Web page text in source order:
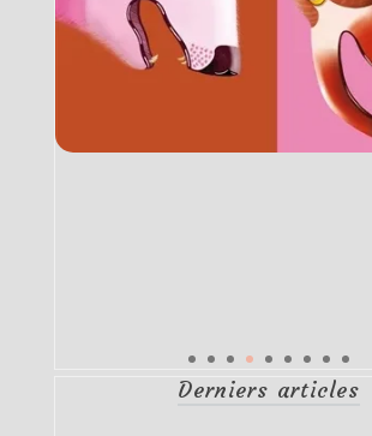
Derniers articles